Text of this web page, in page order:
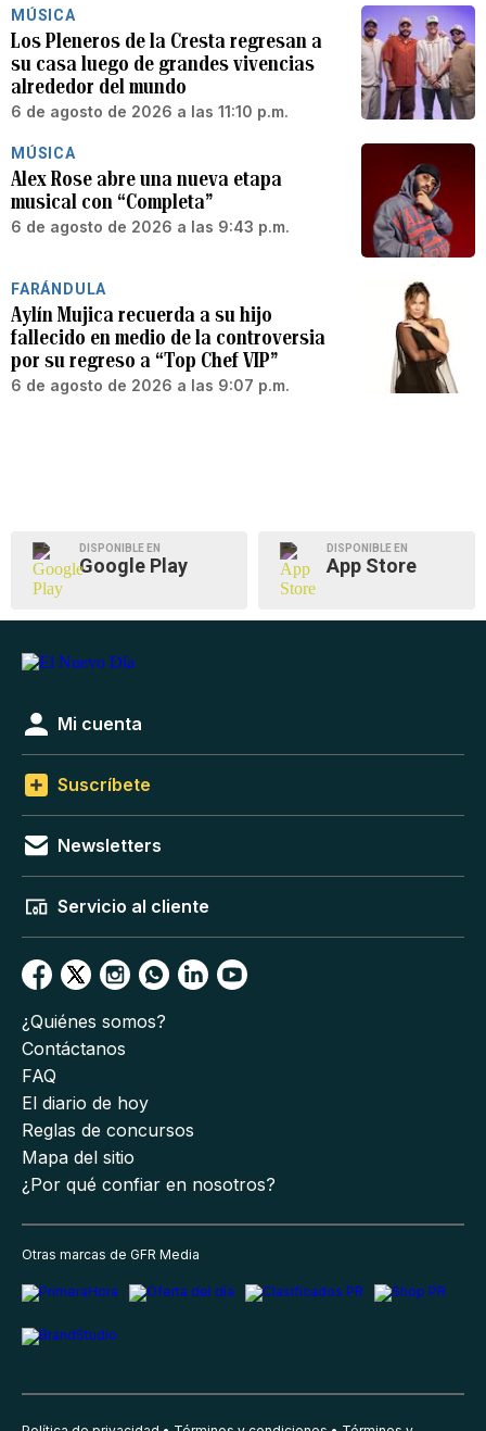
MÚSICA
Los Pleneros de la Cresta regresan a
su casa luego de grandes vivencias
alrededor del mundo
6 de agosto de 2026 a las 11:10 p.m.
MÚSICA
Alex Rose abre una nueva etapa
musical con “Completa”
6 de agosto de 2026 a las 9:43 p.m.
FARÁNDULA
Aylín Mujica recuerda a su hijo
fallecido en medio de la controversia
por su regreso a “Top Chef VIP”
6 de agosto de 2026 a las 9:07 p.m.
DISPONIBLE EN
Google Play
DISPONIBLE EN
App Store
Mi cuenta
Suscríbete
Newsletters
Servicio al cliente
¿Quiénes somos?
Contáctanos
FAQ
El diario de hoy
Reglas de concursos
Mapa del sitio
¿Por qué confiar en nosotros?
Otras marcas de GFR Media